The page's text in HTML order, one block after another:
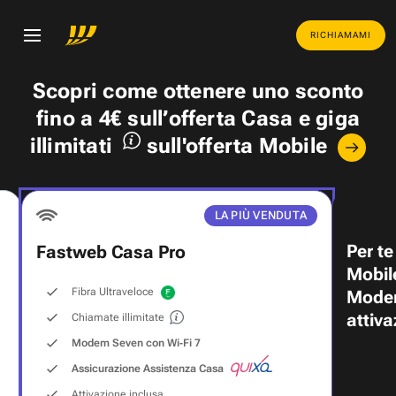
RICHIAMAMI
Scopri come ottenere uno sconto
fino a 4€ sull’offerta Casa egiga
illimitati
sull'offerta Mobile
LA PIÙ VENDUTA
Fastweb Casa Pro
Fibra Ultraveloce
Chiamate illimitate
Modem Seven con Wi‑Fi 7
Assicurazione Assistenza Casa
Per